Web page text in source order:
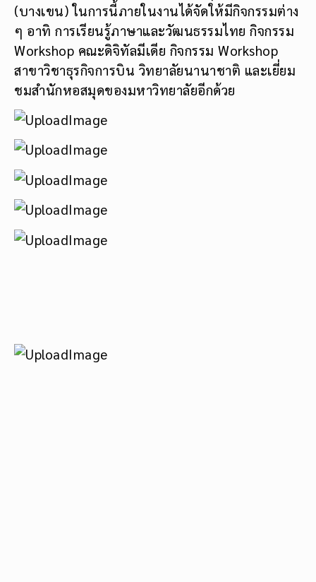
(บางเขน) ในการนี้ภายในงานได้จัดให้มีกิจกรรมต่าง
ๆ อาทิ การเรียนรู้ภาษาและวัฒนธรรมไทย กิจกรรม
Workshop คณะดิจิทัลมีเดีย กิจกรรม Workshop
สาขาวิชาธุรกิจการบิน วิทยาลัยนานาชาติ และเยี่ยม
ชมสำนักหอสมุดของมหาวิทยาลัยอีกด้วย